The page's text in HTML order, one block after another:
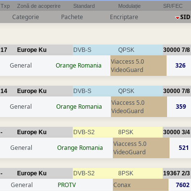
Txp Zonă de acoperire Standard Modulație SR/FEC
Categorie Pachete Encriptare SID
17 Europe Ku DVB-S QPSK 30000 7/8
General Orange Romania
Viaccess 5.0
VideoGuard
326
14 Europe Ku DVB-S QPSK 30000 7/8
General Orange Romania
Viaccess 5.0
VideoGuard
359
- Europe Ku DVB-S2 8PSK 30000 3/4
General Orange Romania
Viaccess 5.0
VideoGuard
521
- Europe Ku DVB-S2 8PSK 19367 2/3
General PROTV Conax 7602